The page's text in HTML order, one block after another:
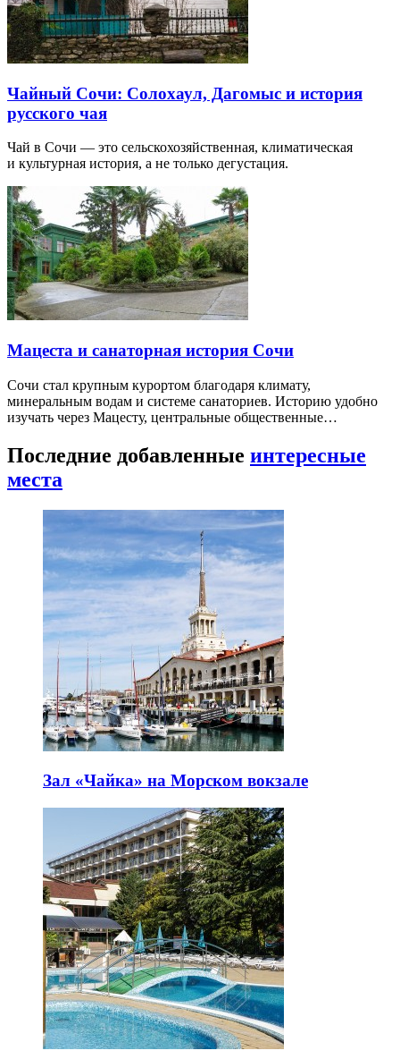
Чайный Сочи: Солохаул, Дагомыс и история
русского чая
Чай в Сочи — это сельскохозяйственная, климатическая
и культурная история, а не только дегустация.
Мацеста и санаторная история Сочи
Сочи стал крупным курортом благодаря климату,
минеральным водам и системе санаториев. Историю удобно
изучать через Мацесту, центральные общественные…
Последние добавленные интересные
места
Зал «Чайка» на Морском вокзале